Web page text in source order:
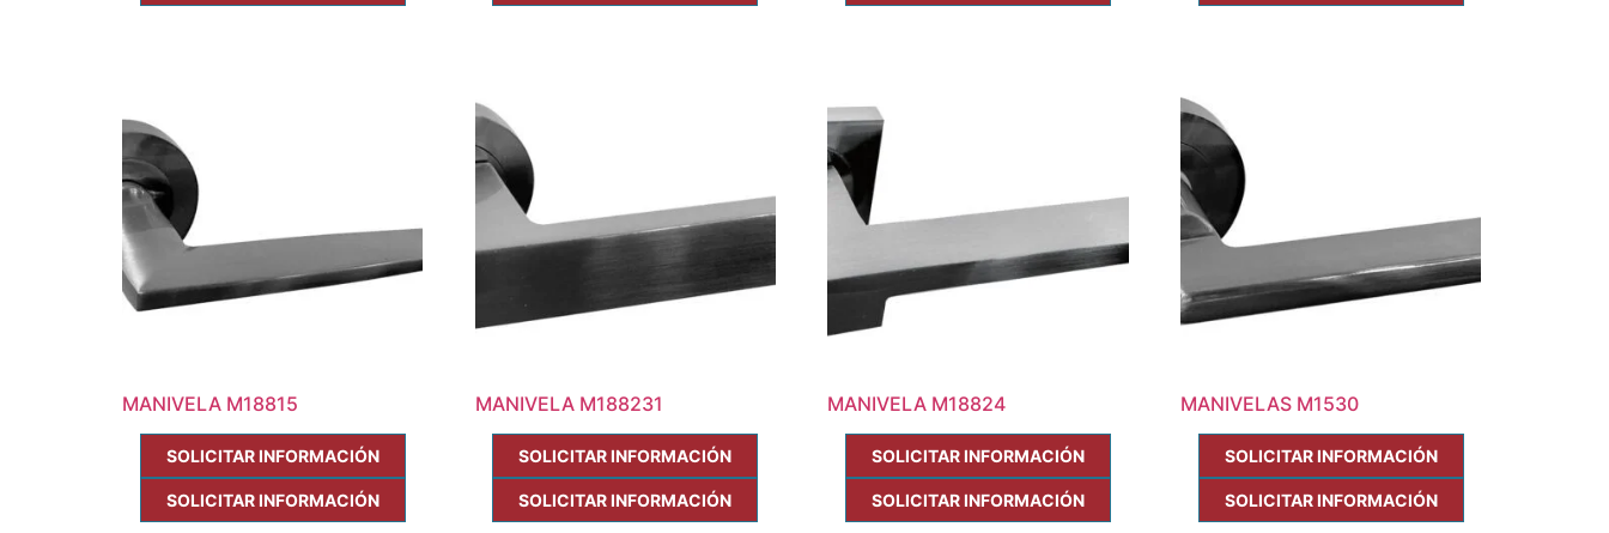
MANIVELA M18815
SOLICITAR INFORMACIÓN
SOLICITAR INFORMACIÓN
MANIVELA M188231
SOLICITAR INFORMACIÓN
SOLICITAR INFORMACIÓN
MANIVELA M18824
SOLICITAR INFORMACIÓN
SOLICITAR INFORMACIÓN
MANIVELAS M1530
SOLICITAR INFORMACIÓN
SOLICITAR INFORMACIÓN